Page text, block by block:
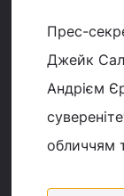
Прес-
Джейк
Андрієм
обличчям